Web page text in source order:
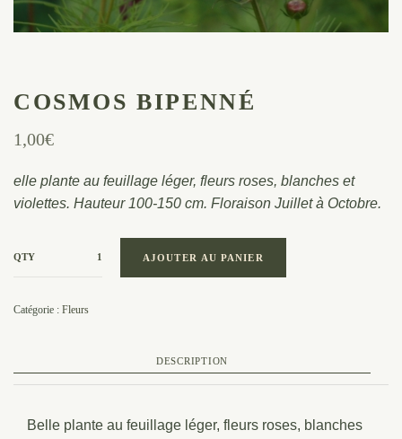
COSMOS BIPENNÉ
1,00€
elle plante au feuillage léger, fleurs roses, blanches et
violettes. Hauteur 100-150 cm. Floraison Juillet à Octobre.
QTY AJOUTER AU PANIER
Catégorie : Fleurs
DESCRIPTION
Belle plante au feuillage léger, fleurs roses, blanches